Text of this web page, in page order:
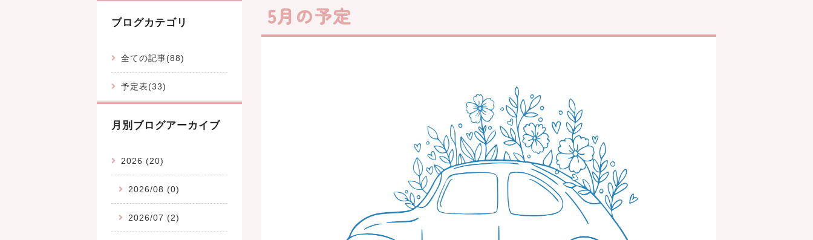
5月の予定
ブログカテゴリ
全ての記事(88)
予定表(33)
月別ブログアーカイブ
2026 (20)
2026/08 (0)
2026/07 (2)